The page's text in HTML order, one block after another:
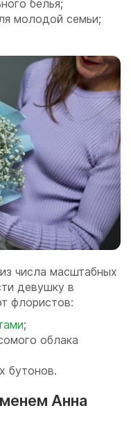
белья;
молодой семьи;
числа масштабных
девушку в
флористов:
;
облака
бутонов.
Анна